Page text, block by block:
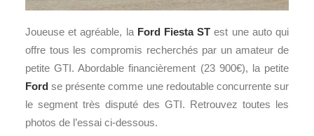
Joueuse et agréable, la Ford Fiesta ST est une auto qui
offre tous les compromis recherchés par un amateur de
petite GTI. Abordable financièrement (23 900€), la petite
Ford se présente comme une redoutable concurrente sur
le segment très disputé des GTI. Retrouvez toutes les
photos de l’essai ci-dessous.